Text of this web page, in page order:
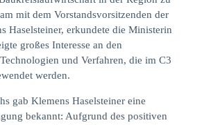
mit dem Vorstandsvorsitzenden der
Haselsteiner, erkundete die Ministerin
großes Interesse an den
und Verfahren, die im C3
werden.
gab Klemens Haselsteiner eine
bekannt: Aufgrund des positiven